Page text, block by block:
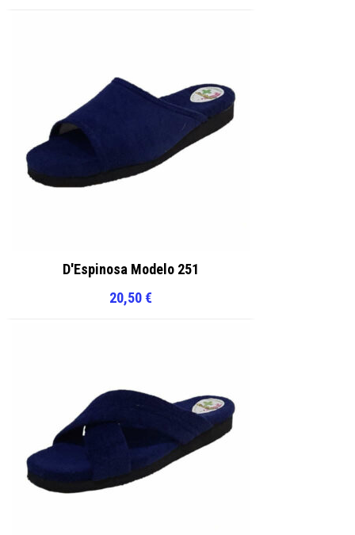
D'Espinosa Modelo 251
20,50€